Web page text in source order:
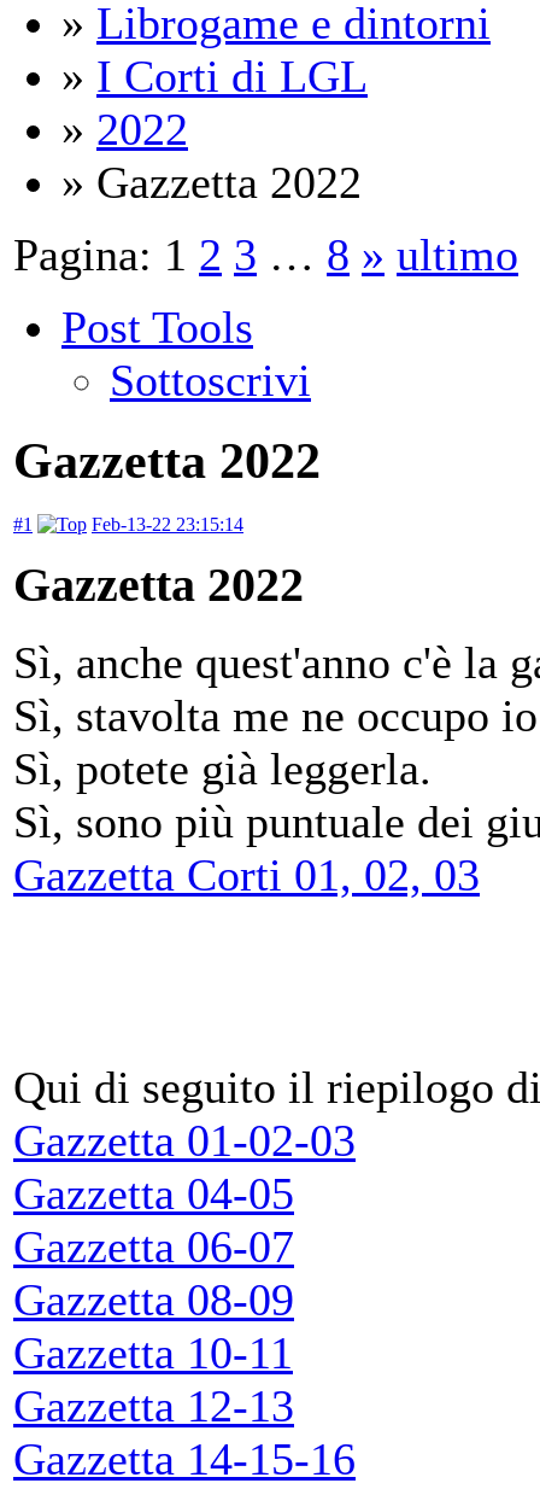
» Librogame e dintorni
» I Corti di LGL
» 2022
» Gazzetta 2022
Pagina: 1 2 3 … 8 » ultimo
Post Tools
Sottoscrivi
Gazzetta 2022
#1 Feb-13-22 23:15:14
Gazzetta 2022
Sì, anche quest'anno c'è la
Sì, stavolta me ne occupo
Sì, potete già leggerla.
Sì, sono più puntuale dei
Gazzetta Corti 01, 02, 03
Qui di seguito il riepilogo
Gazzetta 01-02-03
Gazzetta 04-05
Gazzetta 06-07
Gazzetta 08-09
Gazzetta 10-11
Gazzetta 12-13
Gazzetta 14-15-16